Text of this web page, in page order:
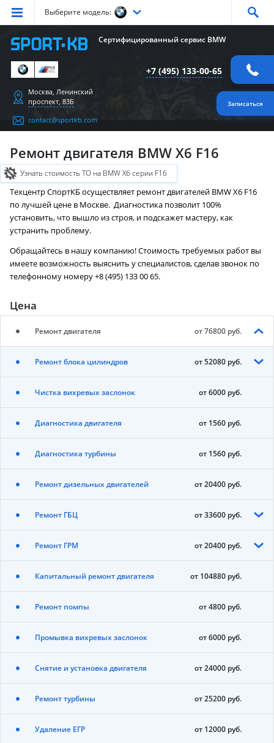
Выберите модель:
Серия Серия Серия
СерияX3
Серия X4 X6 СерияZ4 СерияM
Сертифицированный сервис BMW
+7 (495) 133-00-65
Записаться
Москва, Ленинский
проспект, 83Б
contact@sportkb.com
Ремонт двигателя BMW X6 F16
Узнать стоимость ТО на BMW X6 серии F16
Техцентр СпортКБ осуществляет ремонт двигателей BMW X6 F16
по лучшей цене в Москве. Диагностика позволит 100%
установить, что вышло из строя, и подскажет мастеру, как
устранить проблему.
Обращайтесь в нашу компанию! Стоимость требуемых работ вы
имеете возможность выяснить у специалистов, сделав звонок по
телефонному номеру +8 (495) 133 00 65.
Цена
Ремонт двигателя от 76800 руб.
Ремонт блока цилиндров от 52080 руб.
Чистка вихревых заслонок от 6000 руб.
Диагностика двигателя от 1560 руб.
Диагностика турбины от 1560 руб.
Ремонт дизельных двигателей от 20400 руб.
Ремонт ГБЦ от 33600 руб.
Ремонт ГРМ от 20400 руб.
Капитальный ремонт двигателя от 104880 руб.
Ремонт помпы от 4800 руб.
Промывка вихревых заслонок от 6000 руб.
Снятие и установка двигателя от 24000 руб.
Ремонт турбины от 25200 руб.
Удаление ЕГР от 12000 руб.